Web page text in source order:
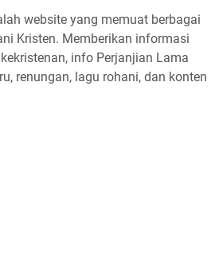
website yang memuat berbagai
Kristen. Memberikan informasi
info Perjanjian Lama
renungan, lagu rohani, dan konten